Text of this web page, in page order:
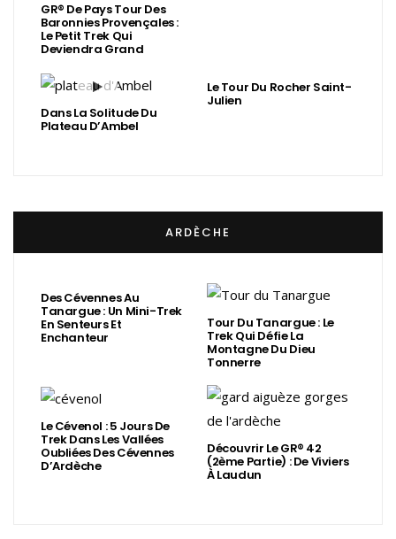
GR® De Pays Tour Des
Baronnies Provençales :
Le Petit Trek Qui
Deviendra Grand
Dans La Solitude Du
Plateau D’Ambel
Le Tour Du Rocher Saint-
Julien
ARDÈCHE
Des Cévennes Au
Tanargue : Un Mini-Trek
En Senteurs Et
Enchanteur
Tour Du Tanargue : Le
Trek Qui Défie La
Montagne Du Dieu
Tonnerre
Le Cévenol : 5 Jours De
Trek Dans Les Vallées
Oubliées Des Cévennes
D’Ardèche
Découvrir Le GR® 42
(2ème Partie) : De Viviers
À Laudun